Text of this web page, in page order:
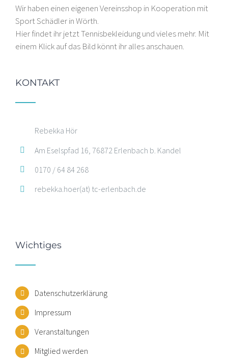
Wir haben einen eigenen Vereinsshop in Kooperation mit
Sport Schädler in Wörth.
Hier findet ihr jetzt Tennisbekleidung und vieles mehr. Mit
einem Klick auf das Bild könnt ihr alles anschauen.
KONTAKT
Rebekka Hör
Am Eselspfad 16, 76872 Erlenbach b. Kandel
0170 / 64 84 268
rebekka.hoer(at) tc-erlenbach.de
Wichtiges
Datenschutzerklärung
Impressum
Veranstaltungen
Mitglied werden